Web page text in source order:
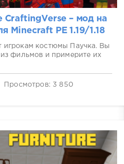
CraftingVerse – мод на
Minecraft PE 1.19/1.18
игрокам костюмы Паучка. Вы
фильмов и примерите их
Просмотров: 3 850